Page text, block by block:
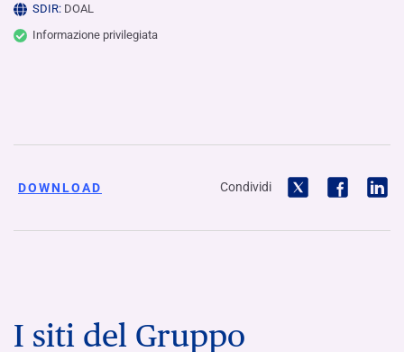
SDIR: DOAL
Informazione privilegiata
DOWNLOAD Condividi
I siti del Gruppo